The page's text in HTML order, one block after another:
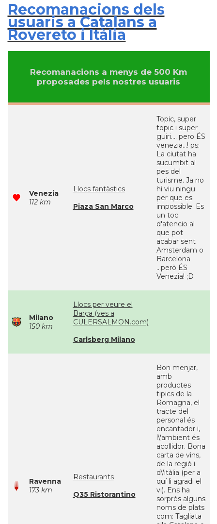
Recomanacions dels
usuaris a Catalans a
Rovereto i Itàlia
Recomanacions a menys de 500 Km
proposades pels nostres usuaris
Venezia
112 km
Llocs fantàstics
Piaza San Marco
Topic, super
topic i super
guiri.... pero ÉS
venezia...! ps:
La ciutat ha
sucumbit al
pes del
turisme. Ja no
hi viu ningu
per que es
impossible. Es
un toc
d'atencio al
que pot
acabar sent
Amsterdam o
Barcelona
...però ÉS
Venezia! ;D
Milano
150 km
Llocs per veure el
Barça (ves a
CULERSALMON.com)
Carlsberg Milano
Ravenna
173 km
Restaurants
Q35 Ristorantino
Bon menjar,
amb
productes
tipics de la
Romagna, el
tracte del
personal és
encantador i,
l\'ambient és
acollidor. Bona
carta de vins,
de la regió i
d\'itàlia (per a
quí li agradi el
vi). Ens ha
sorprès alguns
noms de plats
com: Tagliata